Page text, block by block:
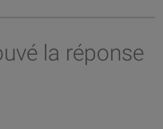
la réponse